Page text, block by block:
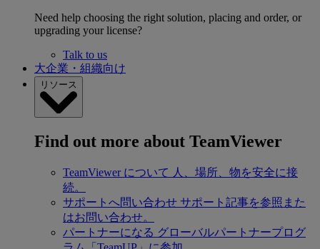
Need help choosing the right solution, placing and order, or
upgrading your license?
Talk to us
大企業・組織向け
リソース
Find out more about TeamViewer
TeamViewer について 人、場所、物を安全に接
続。
サポートへ問い合わせ サポート記事を参照また
はお問い合わせ。
パートナーになる グローバルパートナープログ